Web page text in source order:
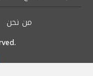
من نحن